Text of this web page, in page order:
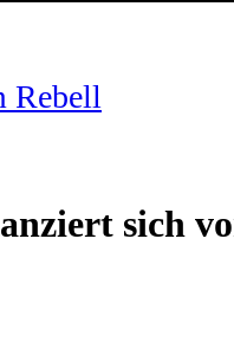
Rebell
sich